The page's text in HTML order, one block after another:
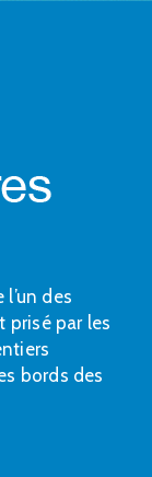
des
prisé par les
bords des